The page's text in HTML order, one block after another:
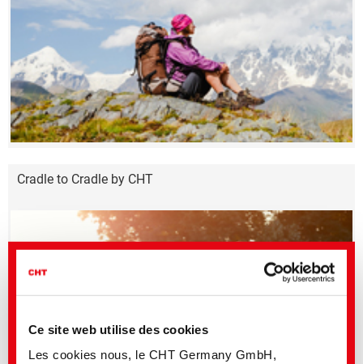
Ce site web utilise des cookies
Les cookies nous, le CHT Germany GmbH,
Cradle to Cradle by CHT